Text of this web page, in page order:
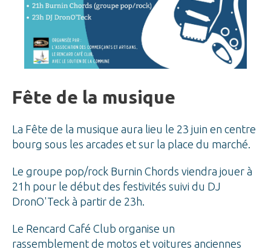
Fête de la musique
La Fête de la musique aura lieu le 23 juin en centre
bourg sous les arcades et sur la place du marché.
Le groupe pop/rock Burnin Chords viendra jouer à
21h pour le début des festivités suivi du DJ
DronO'Teck à partir de 23h.
Le Rencard Café Club organise un
rassemblement de motos et voitures anciennes